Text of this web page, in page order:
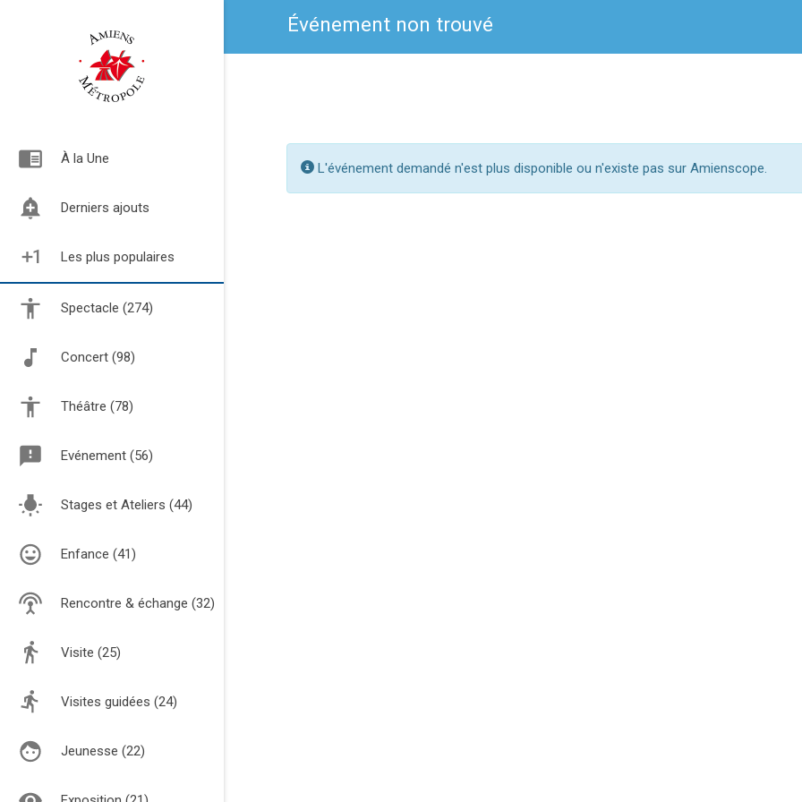
chrome_reader_mode À la Une
add_alert Derniers ajouts
exposure_plus_1 Les plus populaires
Spectacle (274)
Concert (98)
Théâtre (78)
Evénement (56)
Stages et Ateliers (44)
Enfance (41)
Rencontre & échange (32)
Visite (25)
Visites guidées (24)
Jeunesse (22)
Événement non trouvé
L'événement demandé n'est plus disponible ou n'existe pas sur Amienscope.